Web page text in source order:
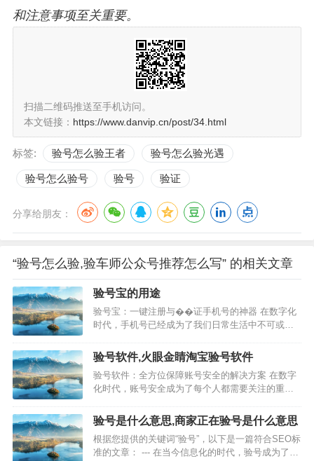
和注意事项至关重要。
扫描二维码推送至手机访问。
本文链接： https://www.danvip.cn/post/34.html
标签: 验号怎么验王者 验号怎么验光遇
验号怎么验号 验号 验证
分享给朋友：
“验号怎么验,验车师公众号推荐怎么写” 的相关文章
验号宝的用途
验号宝：一键注册与��证手机号的神器 在数字化
时代，手机号已经成为了我们日常生活中不可或缺
行身份认证，手机号都扮演着重要角色。验号宝作
为一款便捷的手机号注册与验证工具，为广大用户
提供了一种高效、安全的解决方案。本文将详细介
绍验号宝的用途及其优势。…
验号软件,火眼金睛淘宝验号软件
验号软件：全方位保障账号安全的解决方案 在数字
化时代，账号安全成为了每个人都需要关注的重要
助用户确保账号的安全性，防止各类网络攻击和数
据泄露。本文将详细介绍验号软件的功能、优势以
及如何正确使用它来保护您的账号。 一、验号软件
概述 验号软件是一种专业的…
验号是什么意思,商家正在验号是什么意思
根据您提供的关键词“验号”，以下是一篇符合SEO标
准的文章： --- 在当今信息化的时代，验号成为了一